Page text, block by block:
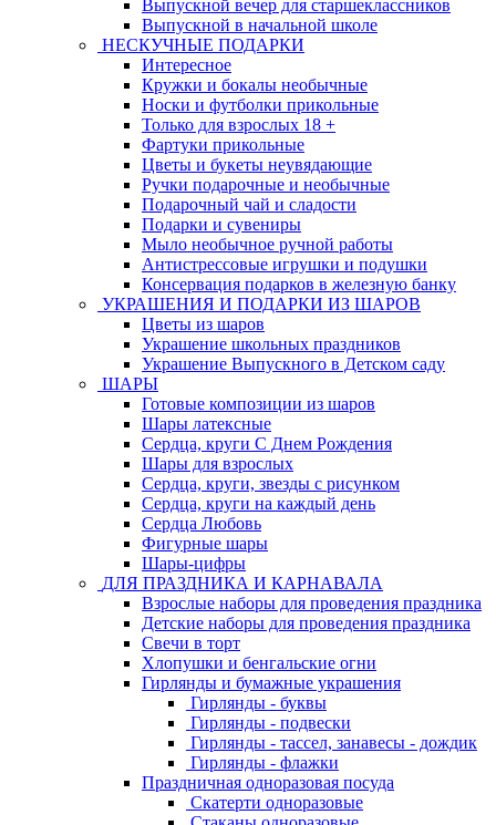
Выпускной вечер для старшеклассников
Выпускной в начальной школе
НЕСКУЧНЫЕ ПОДАРКИ
Интересное
Кружки и бокалы необычные
Носки и футболки прикольные
Только для взрослых 18 +
Фартуки прикольные
Цветы и букеты неувядающие
Ручки подарочные и необычные
Подарочный чай и сладости
Подарки и сувениры
Мыло необычное ручной работы
Антистрессовые игрушки и подушки
Консервация подарков в железную банку
УКРАШЕНИЯ И ПОДАРКИ ИЗ ШАРОВ
Цветы из шаров
Украшение школьных праздников
Украшение Выпускного в Детском саду
ШАРЫ
Готовые композиции из шаров
Шары латексные
Сердца, круги С Днем Рождения
Шары для взрослых
Сердца, круги, звезды с рисунком
Сердца, круги на каждый день
Сердца Любовь
Фигурные шары
Шары-цифры
ДЛЯ ПРАЗДНИКА И КАРНАВАЛА
Взрослые наборы для проведения праздника
Детские наборы для проведения праздника
Свечи в торт
Хлопушки и бенгальские огни
Гирлянды и бумажные украшения
Гирлянды - буквы
Гирлянды - подвески
Гирлянды - тассел, занавесы - дождик
Гирлянды - флажки
Праздничная одноразовая посуда
Скатерти одноразовые